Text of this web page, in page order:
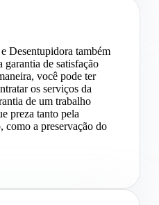
Desentupidora também
garantia de satisfação
você pode ter
os serviços da
de um trabalho
preza tanto pela
como a preservação do